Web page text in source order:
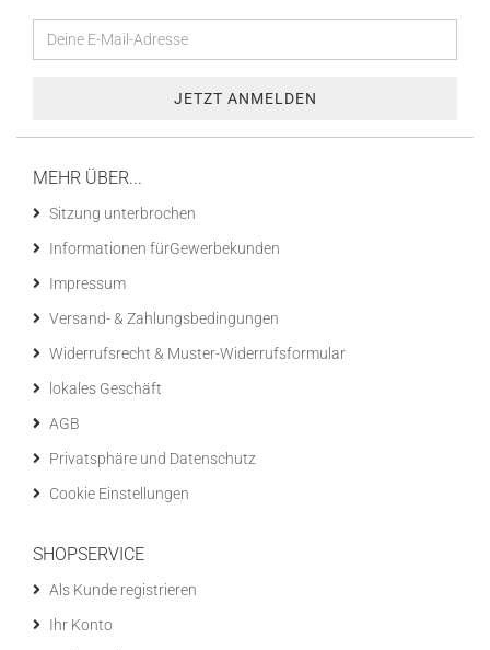
MEHR ÜBER...
Sitzung unterbrochen
Informationen fürGewerbekunden
Impressum
Versand- & Zahlungsbedingungen
Widerrufsrecht & Muster-Widerrufsformular
lokales Geschäft
AGB
Privatsphäre und Datenschutz
Cookie Einstellungen
SHOPSERVICE
Als Kunde registrieren
Ihr Konto